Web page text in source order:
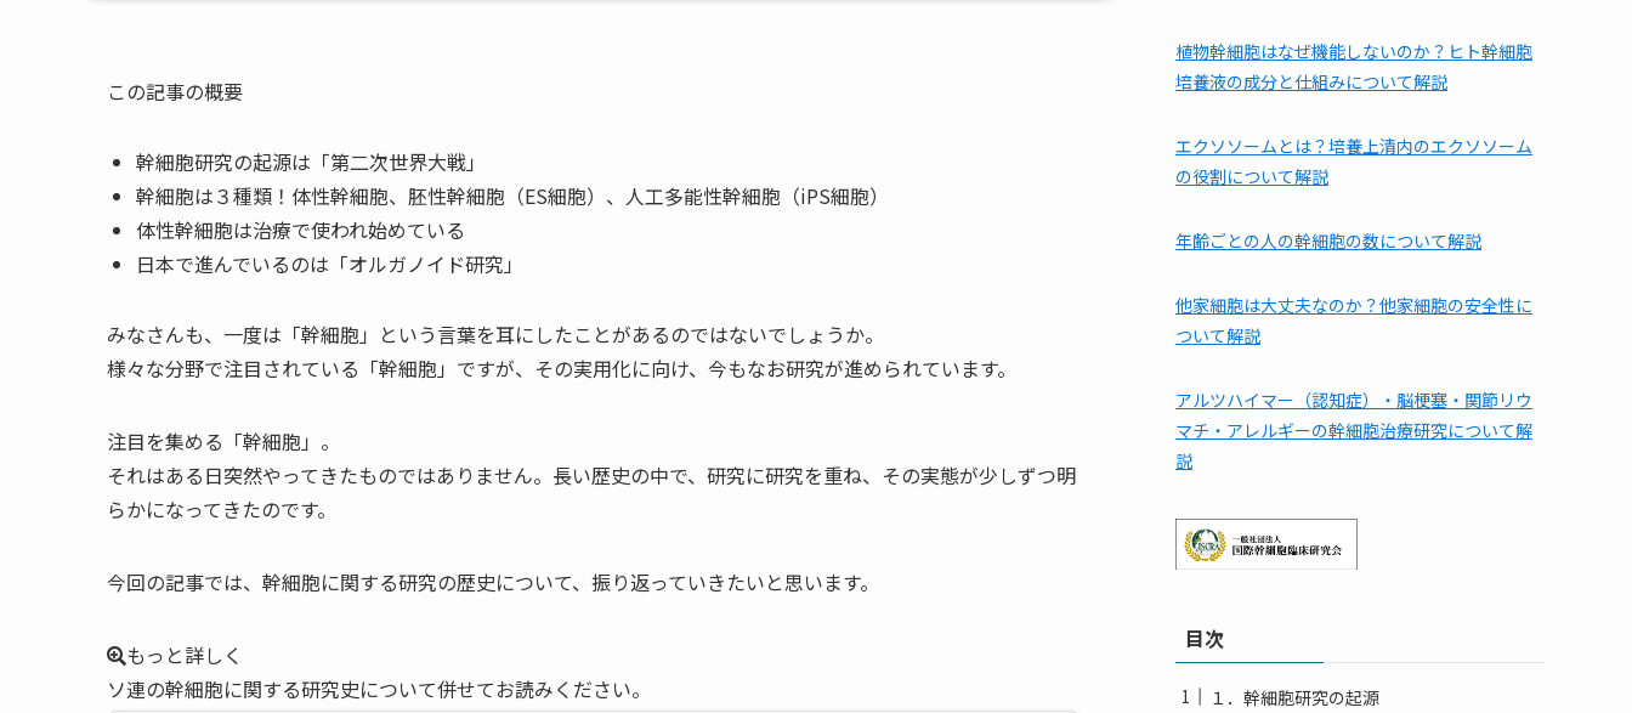
この記事の概要
幹細胞研究の起源は「第二次世界大戦」
幹細胞は３種類！体性幹細胞、胚性幹細胞（ES細胞）、人工多能性幹細胞（iPS細胞）
体性幹細胞は治療で使われ始めている
日本で進んでいるのは「オルガノイド研究」
みなさんも、一度は「幹細胞」という言葉を耳にしたことがあるのではないでしょうか。
様々な分野で注目されている「幹細胞」ですが、その実用化に向け、今もなお研究が進められています。
注目を集める「幹細胞」。
それはある日突然やってきたものではありません。長い歴史の中で、研究に研究を重ね、その実態が少しずつ明
らかになってきたのです。
今回の記事では、幹細胞に関する研究の歴史について、振り返っていきたいと思います。
もっと詳しく
ソ連の幹細胞に関する研究史について併せてお読みください。
植物幹細胞はなぜ機能しないのか？ヒト幹細胞
培養液の成分と仕組みについて解説
エクソソームとは？培養上清内のエクソソーム
の役割について解説
年齢ごとの人の幹細胞の数について解説
他家細胞は⼤丈夫なのか？他家細胞の安全性に
ついて解説
アルツハイマー（認知症）・脳梗塞・関節リウ
マチ・アレルギーの幹細胞治療研究について解
説
目次
１．幹細胞研究の起源